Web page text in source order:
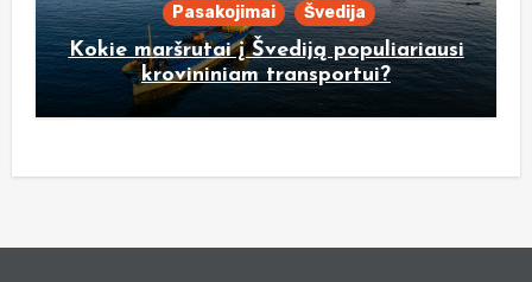
Pasakojimai Švedija
Kokie maršrutai į Švediją populiariausi
krovininiam transportui?